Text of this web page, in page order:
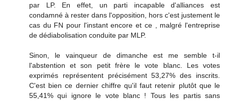
par LP. En effet, un parti incapable d'alliances est
condamné à rester dans l'opposition, hors c'est justement le
cas du FN pour l'instant encore et ce , malgré l'entreprise
de dédiabolisation conduite par MLP.
Sinon, le vainqueur de dimanche est me semble t-il
l'abstention et son petit frère le vote blanc. Les votes
exprimés représentent précisément 53,27% des inscrits.
C'est bien ce dernier chiffre qu'il faut retenir plutôt que le
55,41% qui ignore le vote blanc ! Tous les partis sans